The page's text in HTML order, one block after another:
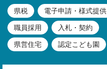
県税 電子申請・様式提供
職員採用 入札・契約
県営住宅 認定こども園